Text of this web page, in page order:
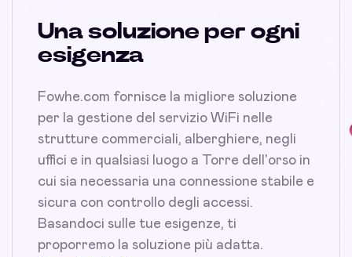
Una soluzione per ogni
esigenza
Fowhe.com fornisce la migliore soluzione
per la gestione del servizio WiFi nelle
strutture commerciali, alberghiere, negli
uffici e in qualsiasi luogo a Torre dell'orso in
cui sia necessaria una connessione stabile e
sicura con controllo degli accessi.
Basandoci sulle tue esigenze, ti
proporremo la soluzione più adatta.